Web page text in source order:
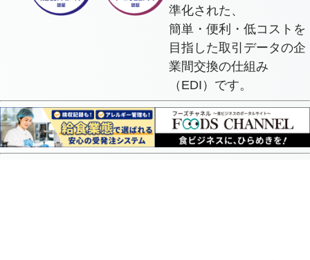
準化された、
簡単・便利・低コストを
目指した取引データの企
業間交換の仕組み
（EDI）です。